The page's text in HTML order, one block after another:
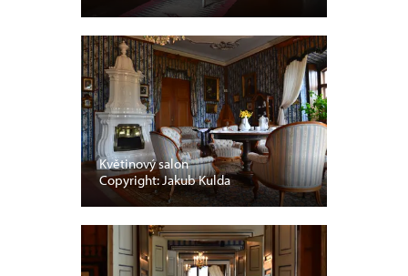
Květinový salon
Copyright: Jakub Kulda